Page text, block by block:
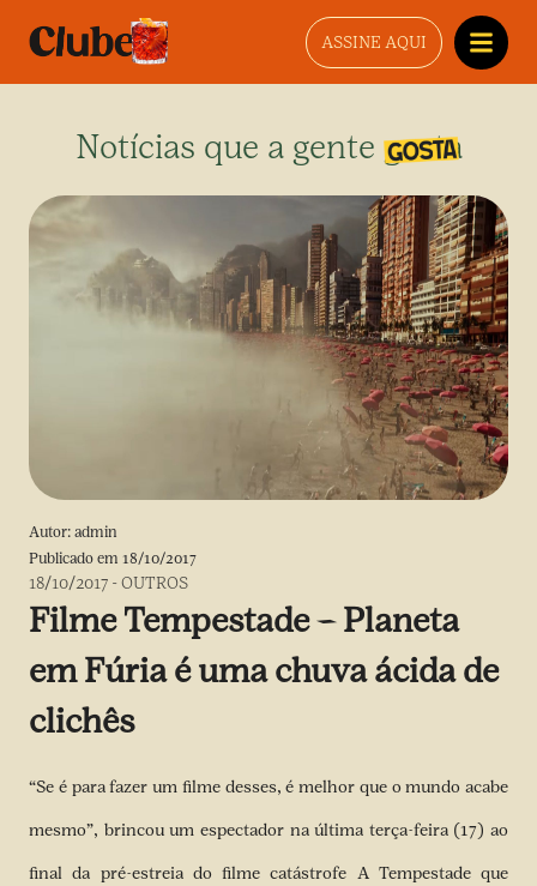
ASSINE AQUI
Notícias que a gente gosta
Autor: admin
Publicado em 18/10/2017
18/10/2017 -OUTROS
Filme Tempestade – Planeta
em Fúria é uma chuva ácida de
clichês
“Se é para fazer um filme desses, é melhor que o mundo acabe
mesmo”, brincou um espectador na última terça-feira (17) ao
final da pré-estreia do filme catástrofe A Tempestade que